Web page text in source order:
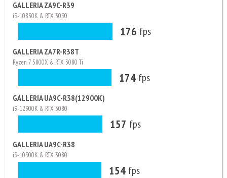
GALLERIA ZA9C-R39
i9-10850K & RTX 3090
176 fps
GALLERIA ZA7R-R38T
Ryzen 7 5800X & RTX 3080 Ti
174 fps
GALLERIA UA9C-R38(12900K)
i9-12900K & RTX 3080
157 fps
GALLERIA UA9C-R38
i9-10900K & RTX 3080
154 fps